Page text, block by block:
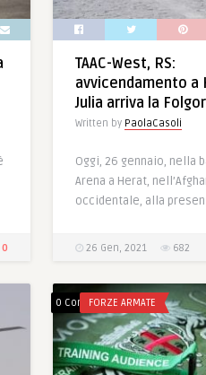
0
TAAC-West, RS:
avvicendamento a
Julia arriva la
Written by PaolaCasoli
Oggi, 26 gennaio, nella
Arena a Herat,
occidentale, alla
26 Gen, 2021 682
0 CommentsFORZE ARMATE